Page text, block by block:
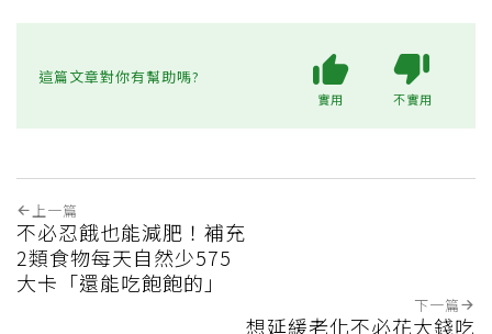
這篇文章對你有幫助嗎?
實用 不實用
上一篇
不必忍餓也能減肥！補充
2類食物每天自然少575
大卡「還能吃飽飽的」
下一篇
想延緩老化不必花大錢吃